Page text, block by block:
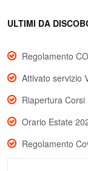
ULTIMI DA
Regolamento
Attivato servizio
Riapertura
Orario Estate
Regolamento